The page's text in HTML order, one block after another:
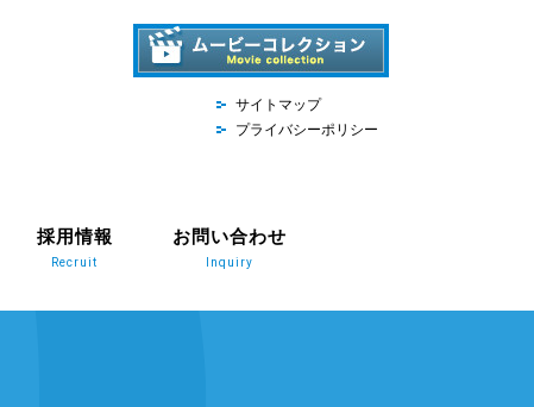
サイトマップ
プライバシーポリシー
採用情報
Recruit
お問い合わせ
Inquiry